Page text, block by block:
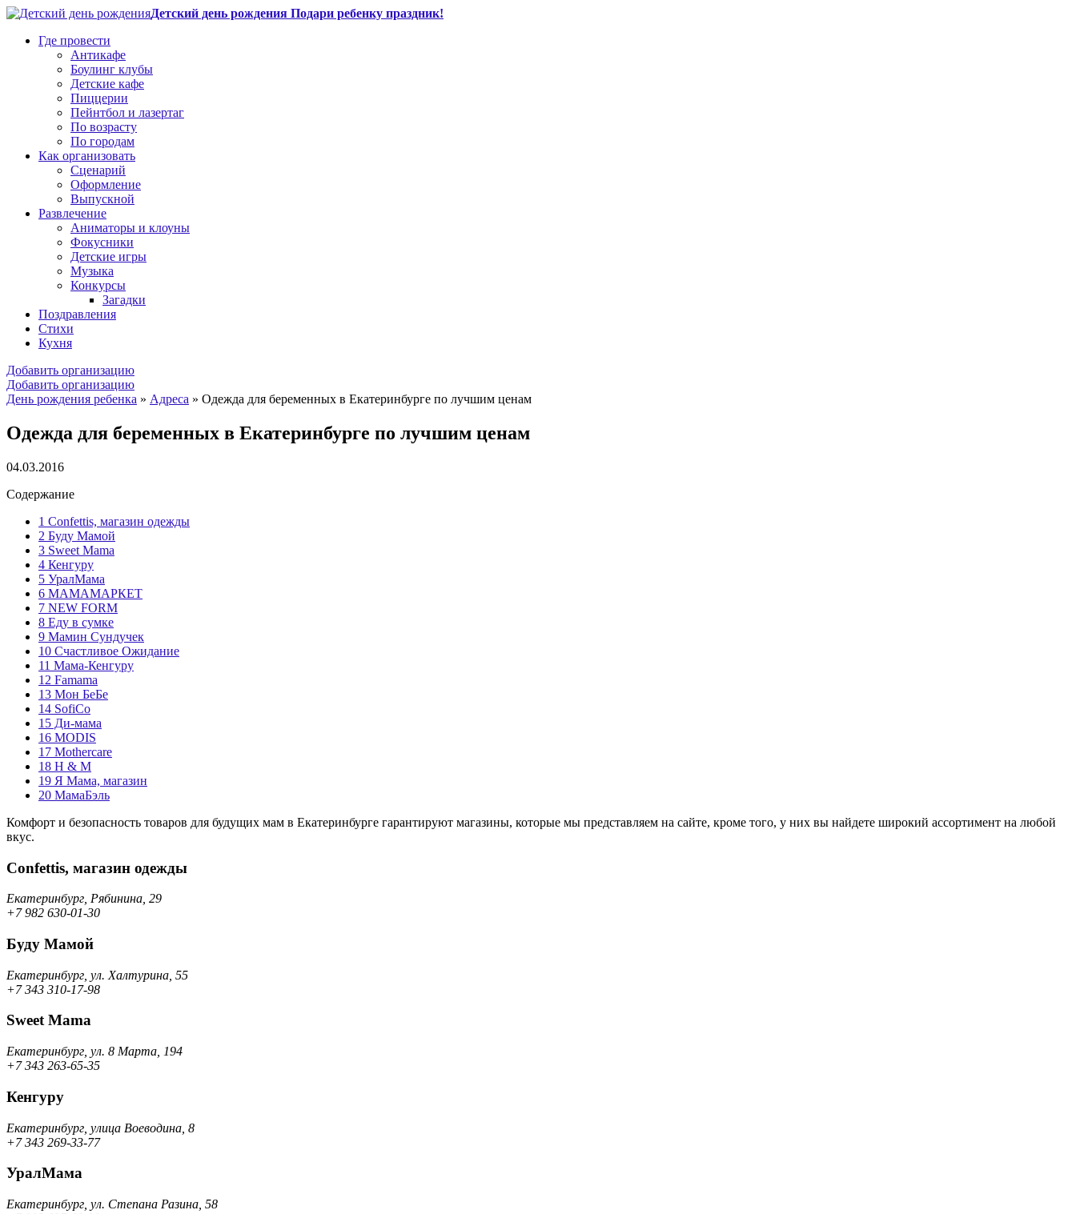
Детский день рождения Подари ребенку праздник!
Где провести
Антикафе
Боулинг клубы
Детские кафе
Пиццерии
Пейнтбол и лазертаг
По возрасту
По городам
Как организовать
Сценарий
Оформление
Выпускной
Развлечение
Аниматоры и клоуны
Фокусники
Детские игры
Музыка
Конкурсы
Загадки
Поздравления
Стихи
Кухня
Добавить организацию
Добавить организацию
День рождения ребенка » Адреса » Одежда для беременных в Екатеринбурге по лучшим ценам
Одежда для беременных в Екатеринбурге по лучшим ценам
04.03.2016
Содержание
1 Confettis, магазин одежды
2 Буду Мамой
3 Sweet Mama
4 Кенгуру
5 УралМама
6 МАМАМАРКЕТ
7 NEW FORM
8 Еду в сумке
9 Мамин Сундучек
10 Счастливое Ожидание
11 Мама-Кенгуру
12 Famama
13 Мон БеБе
14 SofiCo
15 Ди-мама
16 MODIS
17 Mothercare
18 H & M
19 Я Мама, магазин
20 МамаБэль
Комфорт и безопасность товаров для будущих мам в Екатеринбурге гарантируют магазины, которые мы представляем на сайте, кроме того, у них вы найдете широкий ассортимент на любой
вкус.
Confettis, магазин одежды
Екатеринбург, Рябинина, 29
+7 982 630-01-30
Буду Мамой
Екатеринбург, ул. Халтурина, 55
+7 343 310-17-98
Sweet Mama
Екатеринбург, ул. 8 Марта, 194
+7 343 263-65-35
Кенгуру
Екатеринбург, улица Воеводина, 8
+7 343 269-33-77
УралМама
Екатеринбург, ул. Степана Разина, 58